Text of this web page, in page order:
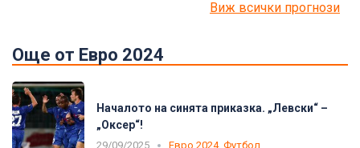
Виж всички прогнози
Още от Евро 2024
Началото на синята приказка. „Левски“ –
„Оксер“!
29/09/2025 Евро 2024, Футбол